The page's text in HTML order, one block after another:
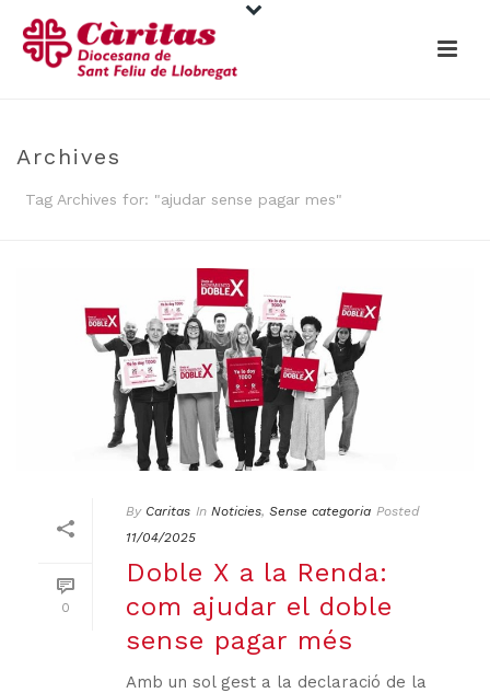
Archives
Tag Archives for: "ajudar sense pagar mes"
0
By Caritas In Noticies, Sense categoria Posted
11/04/2025
Doble X a la Renda:
com ajudar el doble
sense pagar més
Amb un sol gest a la declaració de la